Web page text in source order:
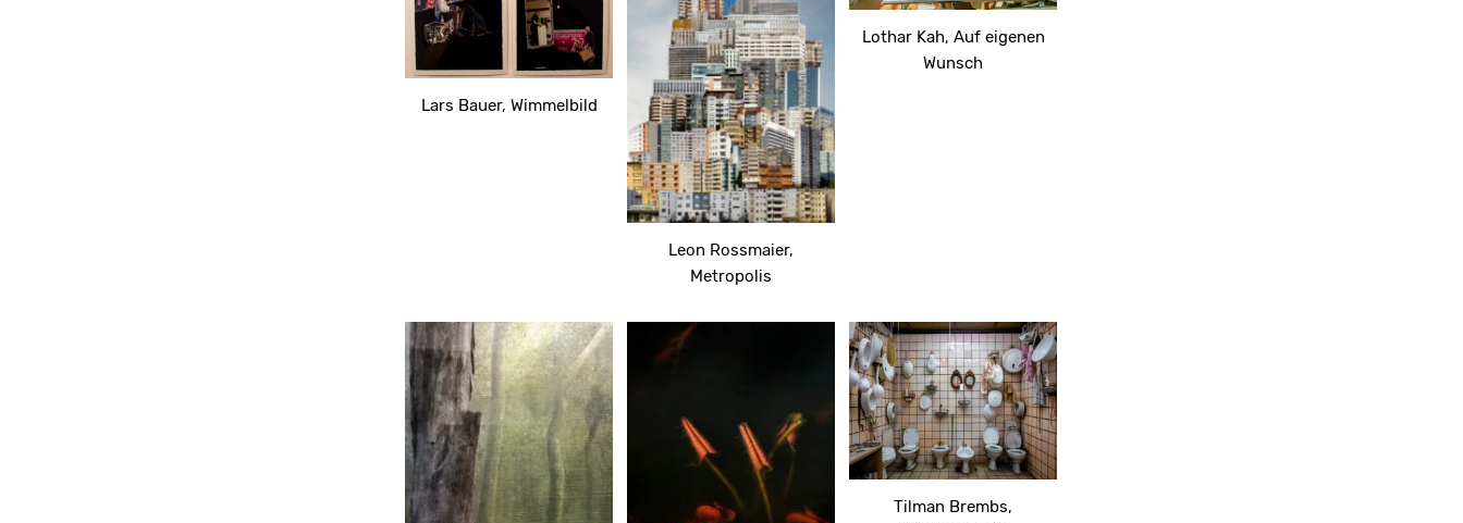
Lars Bauer, Wimmelbild
Leon Rossmaier,
Metropolis
Lothar Kah, Auf eigenen
Wunsch
Tilman Brembs,